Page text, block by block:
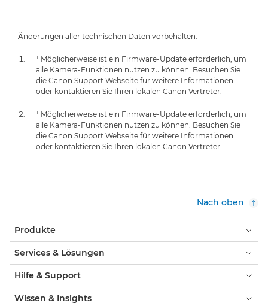
Änderungen aller technischen Daten vorbehalten.
¹ Möglicherweise ist ein Firmware-Update erforderlich, um
alle Kamera-Funktionen nutzen zu können. Besuchen Sie
die Canon Support Webseite für weitere Informationen
oder kontaktieren Sie Ihren lokalen Canon Vertreter.
¹ Möglicherweise ist ein Firmware-Update erforderlich, um
alle Kamera-Funktionen nutzen zu können. Besuchen Sie
die Canon Support Webseite für weitere Informationen
oder kontaktieren Sie Ihren lokalen Canon Vertreter.
Nach oben
Produkte
Services & Lösungen
Hilfe & Support
Wissen & Insights